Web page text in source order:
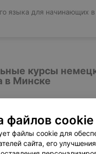
языка для начинающих в
курсы
в Минске
занятий в
языку
занятия в
языку
файлов cookie
файлы cookie для
сайта, его